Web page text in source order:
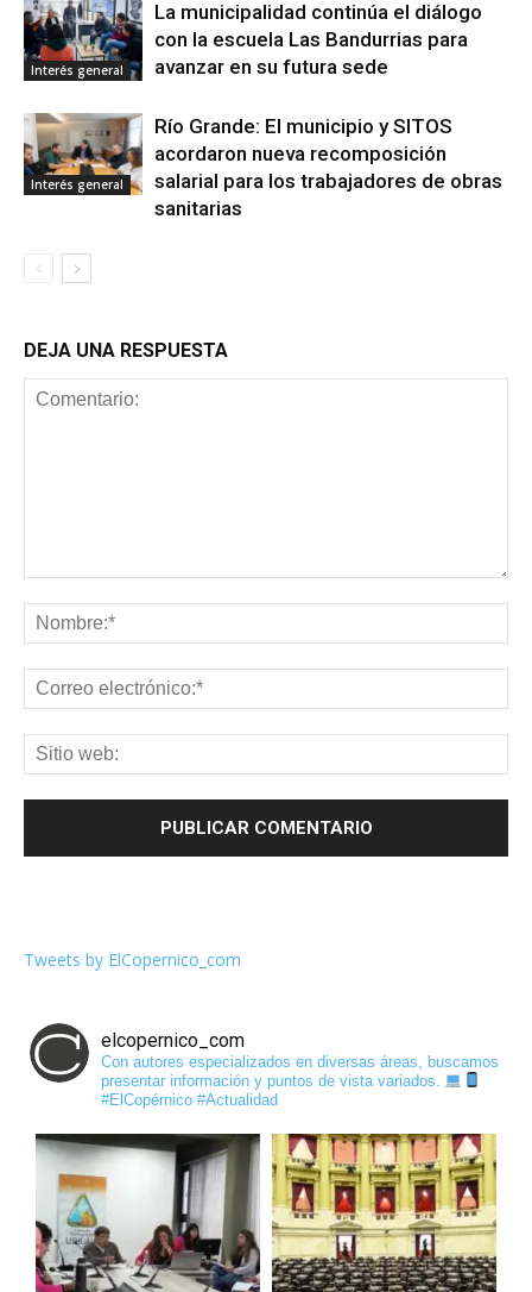
Interés general
La municipalidad continúa el diálogo
con la escuela Las Bandurrias para
avanzar en su futura sede
Interés general
Río Grande: El municipio y SITOS
acordaron nueva recomposición
salarial para los trabajadores de obras
sanitarias
DEJA UNA RESPUESTA
Tweets by ElCopernico_com
elcopernico_com
Con autores especializados en diversas áreas, buscamos
presentar información y puntos de vista variados.
#ElCopérnico #Actualidad